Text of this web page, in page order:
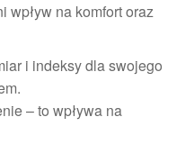
wpływ na komfort oraz
i indeksy dla swojego
– to wpływa na